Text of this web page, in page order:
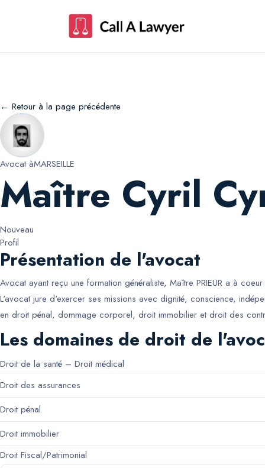
← Retour à la page précédente
Avocat àMARSEILLE
Maître Cyril
Nouveau
Profil
Présentation de l'avocat
Avocat ayant reçu une formation généraliste, Maître PRIEUR a à
L'avocat jure d'exercer ses missions avec dignité, conscience,
en droit pénal, dommage corporel, droit immobilier et droit des
Les domaines de droit de
Droit de la santé – Droit médical
Droit des assurances
Droit pénal
Droit immobilier
Droit Fiscal/Patrimonial